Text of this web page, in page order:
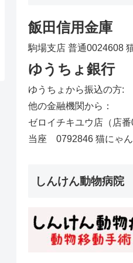
飯田信用金庫
駒場支店 普通0024608
ゆうちょ銀行
ゆうちょから振込の方:
他の金融機関から：
ゼロイチキユウ店（店番
当座 0792846 猫にゃ
しんけん動物病院